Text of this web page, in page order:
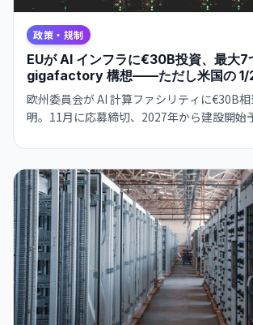
政策・規制
EUが AI インフラに€30B投資、最大7
gigafactory 構想——ただし米国の 1/
欧州委員会が AI 計算ファシリティに€30B
明。11月に応募締切、2027年から建設開始